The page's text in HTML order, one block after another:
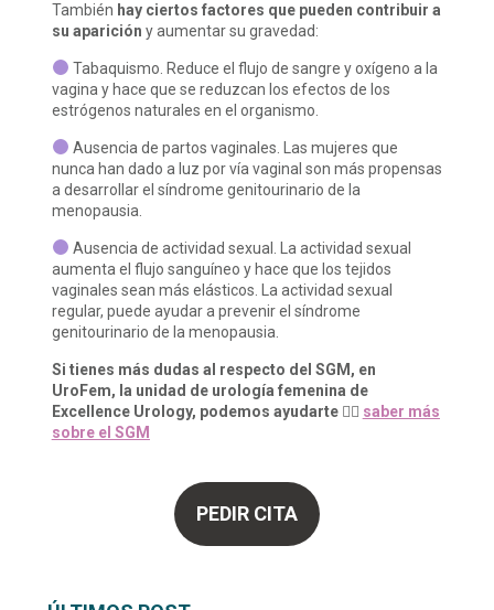
También hay ciertos factores que pueden contribuir a
su aparición y aumentar su gravedad:
Tabaquismo. Reduce el flujo de sangre y oxígeno a la
vagina y hace que se reduzcan los efectos de los
estrógenos naturales en el organismo.
Ausencia de partos vaginales. Las mujeres que
nunca han dado a luz por vía vaginal son más propensas
a desarrollar el síndrome genitourinario de la
menopausia.
Ausencia de actividad sexual. La actividad sexual
aumenta el flujo sanguíneo y hace que los tejidos
vaginales sean más elásticos. La actividad sexual
regular, puede ayudar a prevenir el síndrome
genitourinario de la menopausia.
Si tienes más dudas al respecto del SGM, en
UroFem, la unidad de urología femenina de
Excellence Urology, podemos ayudarte👉🏼 saber más
sobre el SGM
PEDIR CITA